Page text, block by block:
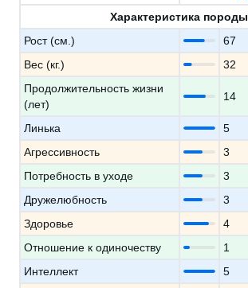
Характеристика породы
Рост (см.)
67
Вес (кг.)
32
Продолжительность жизни
(лет)
14
Линька 5
Агрессивность
3
Потребность в уходе
3
Дружелюбность
3
Здоровье
4
Отношение к одиночеству
1
Интеллект
5